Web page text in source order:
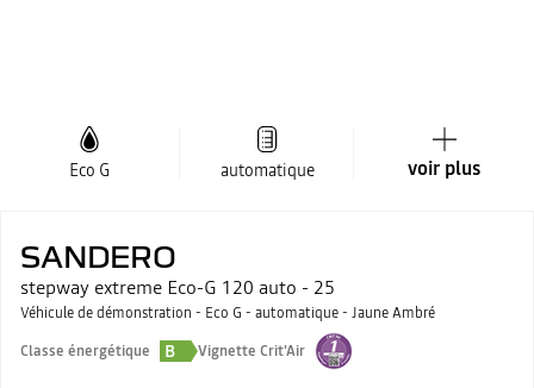
Eco G automatique voir plus
SANDERO
stepway extreme Eco-G 120 auto - 25
Véhicule de démonstration - Eco G - automatique - Jaune Ambré
Classe énergétique
B Vignette Crit'Air